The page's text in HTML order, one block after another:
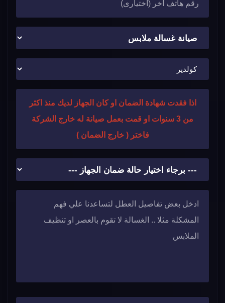
اذا فقدت شهادة الضمان او كان الجهاز لديك منذ اكثر
من 3 سنوات او قمت بعمل صيانة له خارج الشركة
فاختر ( خارج الضمان )